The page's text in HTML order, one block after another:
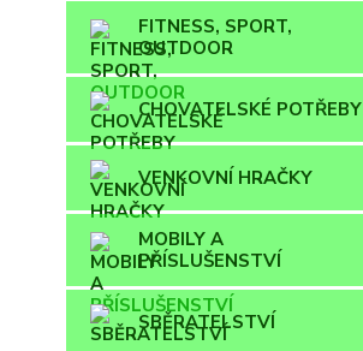
FITNESS, SPORT,
OUTDOOR
CHOVATELSKÉ POTŘEBY
VENKOVNÍ HRAČKY
MOBILY A
PŘÍSLUŠENSTVÍ
SBĚRATELSTVÍ